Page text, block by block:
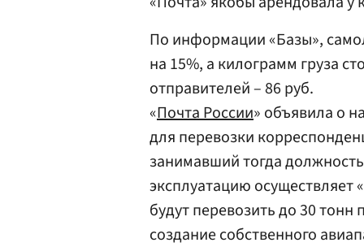
По информации «Базы»,
на 15%, а килограмм груза
отправителей – 86 руб.
«Почта России» объявила о
для перевозки
занимавший тогда
эксплуатацию осуществляет
будут перевозить до 30 тонн
создание собственного